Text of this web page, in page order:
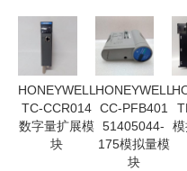
HONEYWELL
TC-CCR014
数字量扩展模
块
HONEYWELL
CC-PFB401
51405044-
175模拟量模
块